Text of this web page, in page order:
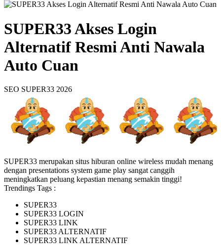
SUPER33 Akses Login
Alternatif Resmi Anti Nawala
Auto Cuan
SEO SUPER33 2026
SUPER33 merupakan situs hiburan online wireless mudah menang
dengan presentations system game play sangat canggih
meningkatkan peluang kepastian menang semakin tinggi!
Trendings Tags :
SUPER33
SUPER33 LOGIN
SUPER33 LINK
SUPER33 ALTERNATIF
SUPER33 LINK ALTERNATIF